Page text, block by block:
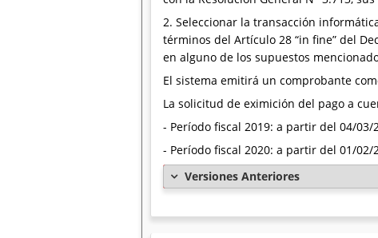
2. Seleccionar la transacción
términos del Artículo 28 “in fine” del
en alguno de los supuestos
El sistema emitirá un comprobante
La solicitud de eximición del pago a
- Período fiscal 2019: a partir del 04/03/
- Período fiscal 2020: a partir del 01/02/
Versiones Anteriores